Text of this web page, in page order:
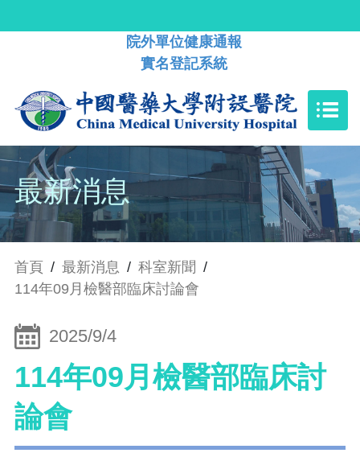
院外單位健康通報
實名登記系統
最新消息
首頁 / 最新消息 / 科室新聞 /
114年09月檢醫部臨床討論會
2025/9/4
114年09月檢醫部臨床討
論會